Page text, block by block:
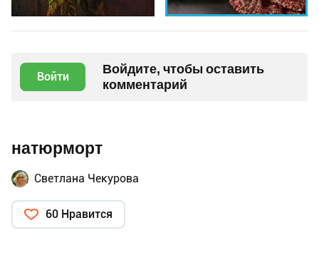
Войти
Войдите, чтобы оставить
комментарий
натюрморт
Светлана Чекурова
60 Нравится